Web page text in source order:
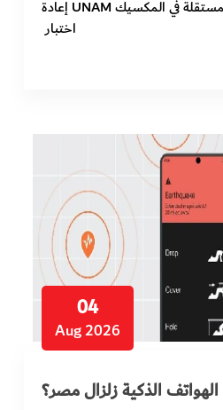
قررت الجامعة الوطنية المستقلة في المكسيك UNAM إعادة
اختبار
04
Aug 2026
الذكية زلزال مصر؟